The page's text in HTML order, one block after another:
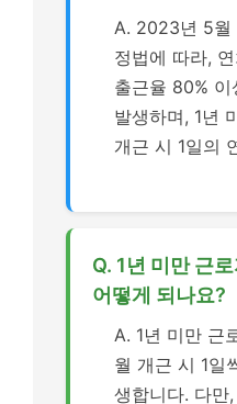
A. 2023년 5월
정법에 따라,
출근율 80%
발생하며, 1년
개근 시 1일의
Q. 1년 미만 근
어떻게 되나요?
A. 1년 미만 근
월 개근 시 1일
생합니다. 다만